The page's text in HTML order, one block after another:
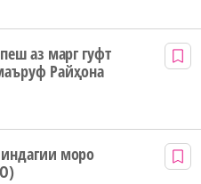
аз марг гуфт
Райҳона
моро